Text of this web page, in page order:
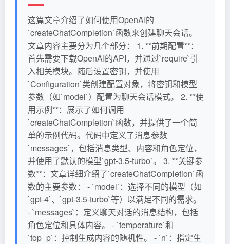
这篇文章介绍了如何使用OpenAI的
`createChatCompletion`函数来创建聊天会话。
文章内容主要分为几个部分： 1. **前期配置**：
首先需要下载OpenAI的API，并通过`require`引
入相关模块。随后设置密钥，并使用
`Configuration`类创建配置对象，将密钥和模型
参数（如`model`）配置为聊天会话模式。 2. **使
用示例**：展示了如何调用
`createChatCompletion`函数，并提供了一个简
单的示例代码。代码中定义了消息参数
`messages`，包括消息类型、内容和角色定位，
并使用了默认的模型`gpt-3.5-turbo`。 3. **关键参
数**：文章详细介绍了`createChatCompletion`函
数的主要参数： - `model`：选择不同的模型（如
`gpt-4`、`gpt-3.5-turbo`等）以满足不同的需求。
- `messages`：定义聊天对话的消息结构，包括
角色定位和具体内容。 - `temperature`和
`top_p`：控制生成内容的随机性。 - `n`：指定生